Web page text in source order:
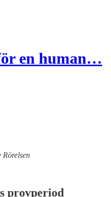
en human…
provperiod